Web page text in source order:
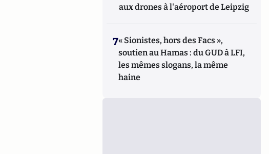
aux drones à l'aéroport de Leipzig
7« Sionistes, hors des Facs »,
soutien au Hamas : du GUD à LFI,
les mêmes slogans, la même
haine